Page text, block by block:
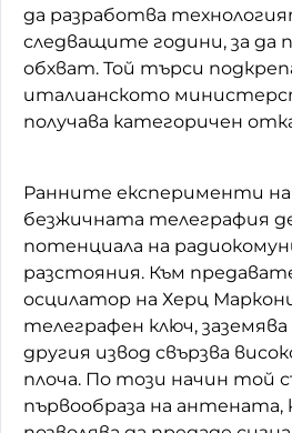
да разработва
следващите години, за да
обхват. Той търси
италианското
получава категоричен
Ранните експерименти
безжичната телеграфия
потенциала на
разстояния. Към
осцилатор на Херц
телеграфен ключ,
другия извод свързва
плоча. По този начин той
първообраза на антената,